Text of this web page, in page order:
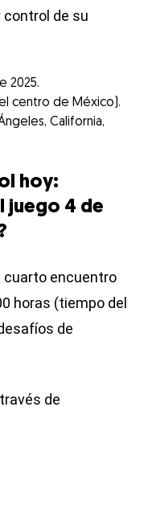
de su
2025.
centro de México).
California,
hoy:
juego 4 de
cuarto encuentro
horas (tiempo del
de
de